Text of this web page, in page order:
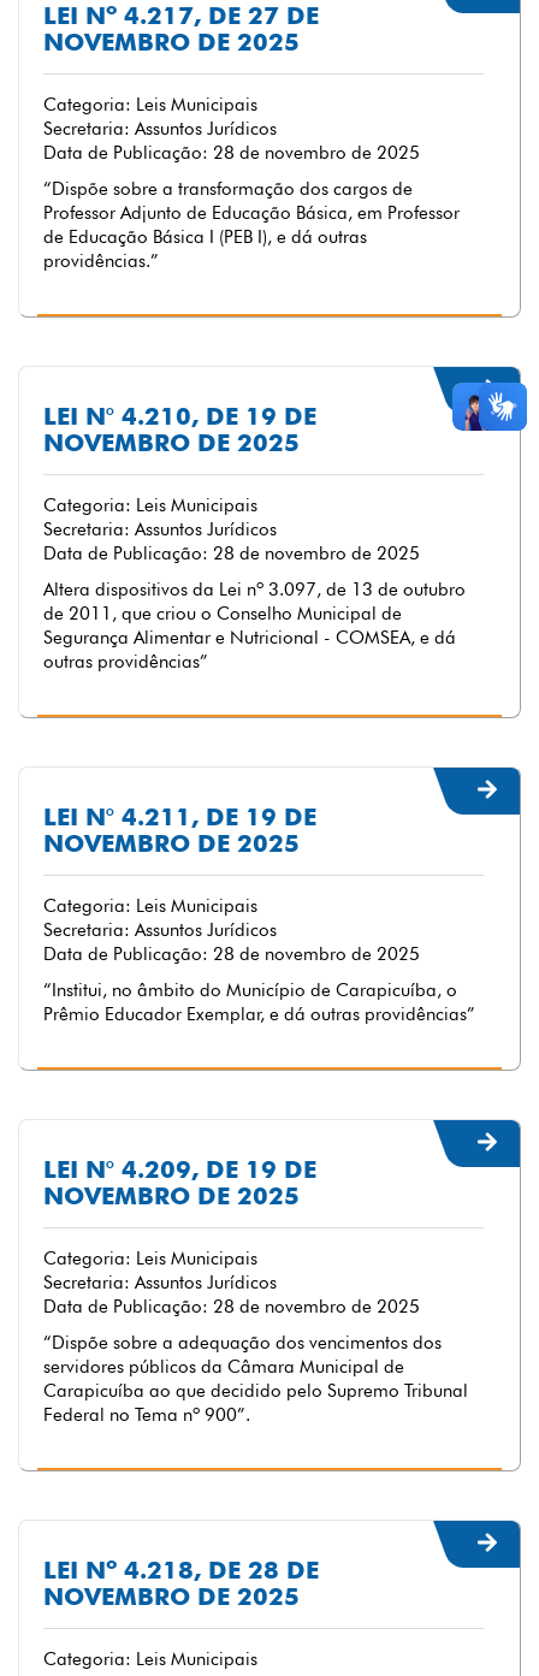
LEI Nº 4.217, DE 27 DE
NOVEMBRO DE 2025
Categoria: Leis Municipais
Secretaria: Assuntos Jurídicos
Data de Publicação: 28 de novembro de 2025
“Dispõe sobre a transformação dos cargos de
Professor Adjunto de Educação Básica, em Professor
de Educação Básica I (PEB I), e dá outras
providências.”
LEI N° 4.210, DE 19 DE
NOVEMBRO DE 2025
Categoria: Leis Municipais
Secretaria: Assuntos Jurídicos
Data de Publicação: 28 de novembro de 2025
Altera dispositivos da Lei nº 3.097, de 13 de outubro
de 2011, que criou o Conselho Municipal de
Segurança Alimentar e Nutricional - COMSEA, e dá
outras providências”
LEI N° 4.211, DE 19 DE
NOVEMBRO DE 2025
Categoria: Leis Municipais
Secretaria: Assuntos Jurídicos
Data de Publicação: 28 de novembro de 2025
“Institui, no âmbito do Município de Carapicuíba, o
Prêmio Educador Exemplar, e dá outras providências”
LEI N° 4.209, DE 19 DE
NOVEMBRO DE 2025
Categoria: Leis Municipais
Secretaria: Assuntos Jurídicos
Data de Publicação: 28 de novembro de 2025
“Dispõe sobre a adequação dos vencimentos dos
servidores públicos da Câmara Municipal de
Carapicuíba ao que decidido pelo Supremo Tribunal
Federal no Tema nº 900”.
LEI Nº 4.218, DE 28 DE
NOVEMBRO DE 2025
Categoria: Leis Municipais